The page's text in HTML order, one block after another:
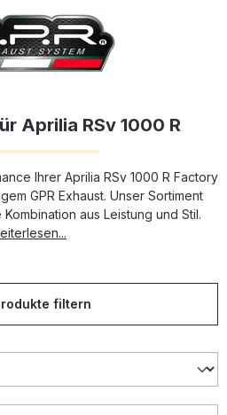
Aprilia RSv 1000 R
Ihrer Aprilia RSv 1000 R Factory
GPR Exhaust. Unser Sortiment
aus Leistung und Stil.
filtern